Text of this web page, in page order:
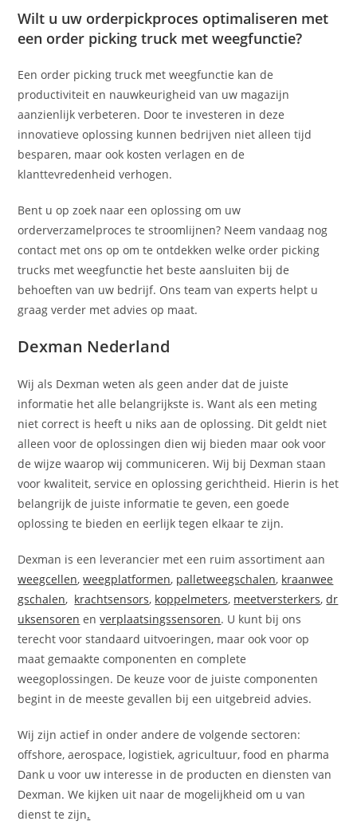
Wilt u uw orderpickproces optimaliseren met
een order picking truck met weegfunctie?
Een order picking truck met weegfunctie kan de
productiviteit en nauwkeurigheid van uw magazijn
aanzienlijk verbeteren. Door te investeren in deze
innovatieve oplossing kunnen bedrijven niet alleen tijd
besparen, maar ook kosten verlagen en de
klanttevredenheid verhogen.
Bent u op zoek naar een oplossing om uw
orderverzamelproces te stroomlijnen? Neem vandaag nog
contact met ons op om te ontdekken welke order picking
trucks met weegfunctie het beste aansluiten bij de
behoeften van uw bedrijf. Ons team van experts helpt u
graag verder met advies op maat.
Dexman Nederland
Wij als Dexman weten als geen ander dat de juiste
informatie het alle belangrijkste is. Want als een meting
niet correct is heeft u niks aan de oplossing. Dit geldt niet
alleen voor de oplossingen dien wij bieden maar ook voor
de wijze waarop wij communiceren. Wij bij Dexman staan
voor kwaliteit, service en oplossing gerichtheid. Hierin is het
belangrijk de juiste informatie te geven, een goede
oplossing te bieden en eerlijk tegen elkaar te zijn.
Dexman is een leverancier met een ruim assortiment aan
weegcellen,weegplatformen, palletweegschalen, kraanwee
gschalen, krachtsensors, koppelmeters, meetversterkers,dr
uksensoren enverplaatsingssensoren. U kunt bij ons
terecht voor standaard uitvoeringen, maar ook voor op
maat gemaakte componenten en complete
weegoplossingen. De keuze voor de juiste componenten
begint in de meeste gevallen bij een uitgebreid advies.
Wij zijn actief in onder andere de volgende sectoren:
offshore, aerospace, logistiek, agricultuur, food en pharma
Dank u voor uw interesse in de producten en diensten van
Dexman. We kijken uit naar de mogelijkheid om u van
dienst te zijn.